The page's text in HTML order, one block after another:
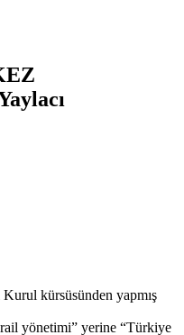
kürsüsünden yapmış
yönetimi” yerine “Türkiye